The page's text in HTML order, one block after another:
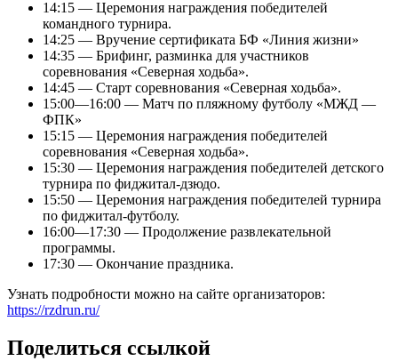
14:15 — Церемония награждения победителей
командного турнира.
14:25 — Вручение сертификата БФ «Линия жизни»
14:35 — Брифинг, разминка для участников
соревнования «Северная ходьба».
14:45 — Старт соревнования «Северная ходьба».
15:00—16:00 — Матч по пляжному футболу «МЖД —
ФПК»
15:15 — Церемония награждения победителей
соревнования «Северная ходьба».
15:30 — Церемония награждения победителей детского
турнира по фиджитал-дзюдо.
15:50 — Церемония награждения победителей турнира
по фиджитал-футболу.
16:00—17:30 — Продолжение развлекательной
программы.
17:30 — Окончание праздника.
Узнать подробности можно на сайте организаторов:
https://rzdrun.ru/
Поделиться ссылкой